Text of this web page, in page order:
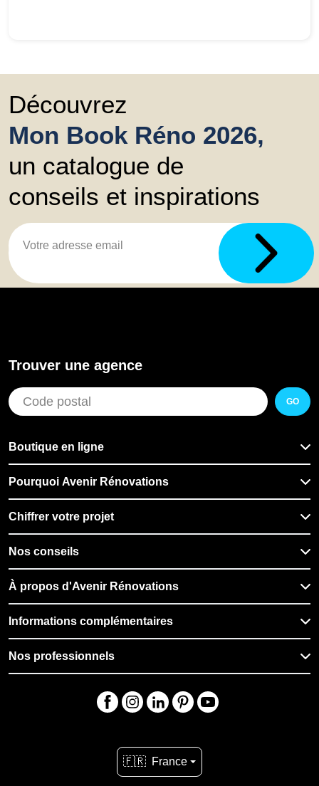
Découvrez
Mon Book Réno 2026,
un catalogue de
conseils et inspirations
Trouver une agence
GO
Boutique en ligne
Pourquoi Avenir Rénovations
Chiffrer votre projet
Nos conseils
À propos d'Avenir Rénovations
Informations complémentaires
Nos professionnels
🇫🇷 France